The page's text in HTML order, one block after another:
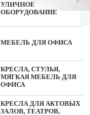
УЛИЧНОЕ
ОБОРУДОВАНИЕ
МЕБЕЛЬ ДЛЯ ОФИСА
КРЕСЛА, СТУЛЬЯ,
МЯГКАЯ МЕБЕЛЬ ДЛЯ
ОФИСА
КРЕСЛА ДЛЯ АКТОВЫХ
ЗАЛОВ, ТЕАТРОВ,